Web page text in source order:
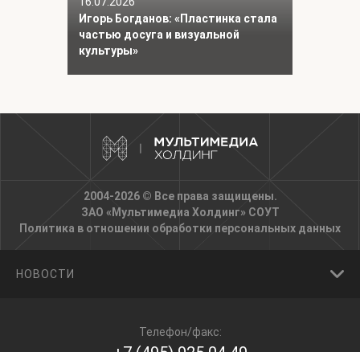
Игорь Богданов: «Пластинка стала
частью досуга и визуальной
культуры»
2004-2026 © Все права защищены.
ЗАО «Мультимедиа Холдинг» СОУТ
Политика в отношении обработки персональных данных
НОВОСТИ
Телефон/факс: